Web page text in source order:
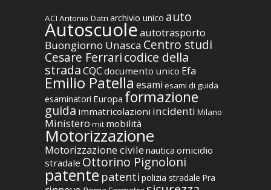
ACI Antonio Datri archivio unico auto
Autoscuoleautotrasporto
Buongiorno Unasca Centro studi
Cesare Ferraricodice della
stradaCQCdocumento unico Efa
Emilio Patella esami esami di guida
esaminatori Europa formazione
guida immatricolazioni incidenti Milano
Ministero mit mobilità
Motorizzazione
Motorizzazione civile nautica omicidio
stradale Ottorino Pignoloni
patente patenti polizia stradale Pra